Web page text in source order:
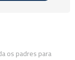
os padres para